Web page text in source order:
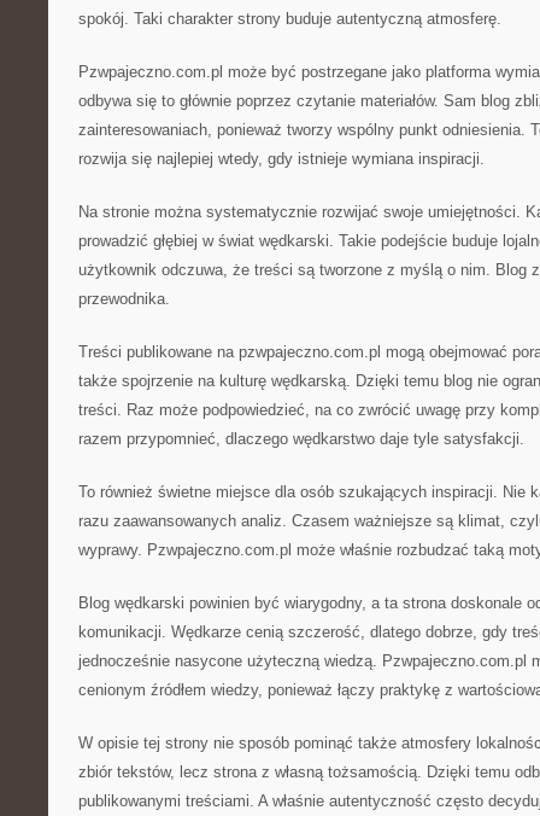
spokój. Taki charakter strony buduje autentyczną atmosferę.
Pzwpajeczno.com.pl może być postrzegane jako platforma
odbywa się to głównie poprzez czytanie materiałów. Sam blog
zainteresowaniach, ponieważ tworzy wspólny punkt odniesienia.
rozwija się najlepiej wtedy, gdy istnieje wymiana inspiracji.
Na stronie można systematycznie rozwijać swoje umiejętności.
prowadzić głębiej w świat wędkarski. Takie podejście buduje
użytkownik odczuwa, że treści są tworzone z myślą o nim. Blog
przewodnika.
Treści publikowane na pzwpajeczno.com.pl mogą obejmować
także spojrzenie na kulturę wędkarską. Dzięki temu blog nie
treści. Raz może podpowiedzieć, na co zwrócić uwagę przy
razem przypomnieć, dlaczego wędkarstwo daje tyle satysfakcji.
To również świetne miejsce dla osób szukających inspiracji. Nie
razu zaawansowanych analiz. Czasem ważniejsze są klimat,
wyprawy. Pzwpajeczno.com.pl może właśnie rozbudzać taką
Blog wędkarski powinien być wiarygodny, a ta strona doskonale
komunikacji. Wędkarze cenią szczerość, dlatego dobrze, gdy
jednocześnie nasycone użyteczną wiedzą. Pzwpajeczno.com.pl
cenionym źródłem wiedzy, ponieważ łączy praktykę z
W opisie tej strony nie sposób pominąć także atmosfery
zbiór tekstów, lecz strona z własną tożsamością. Dzięki temu
publikowanymi treściami. A właśnie autentyczność często